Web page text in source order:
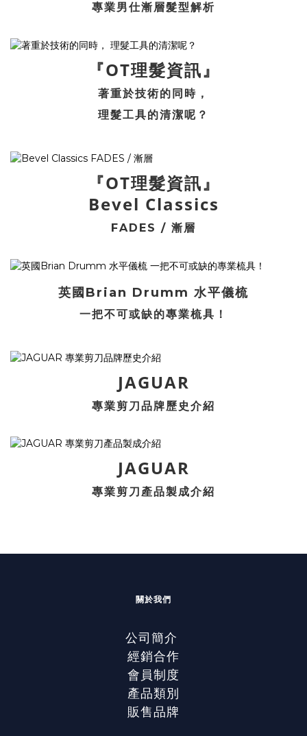
專業男仕漸層髮型解析
『OT理髮資訊』
著重於技術的同時，
理髮工具的清潔呢？
『OT理髮資訊』
Bevel Classics
FADES / 漸層
英國Brian Drumm 水平儀梳
一把不可或缺的專業梳具！
JAGUAR
專業剪刀品牌歷史介紹
JAGUAR
專業剪刀產品製成介紹
關於我們
公司簡介
經銷合作
會員制度
產品類別
販售品牌